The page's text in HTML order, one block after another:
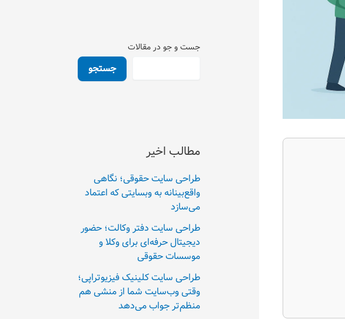
جست و جو در مقالات
جستجو
مطالب اخیر
طراحی سایت حقوقی؛ نگاهی
واقع‌بینانه به وبسایتی که اعتماد
می‌سازد
طراحی سایت دفتر وکالت؛ حضور
دیجیتال حرفه‌ای برای وکلا و
موسسات حقوقی
طراحی سایت کلینیک فیزیوتراپی؛
وقتی وب‌سایت شما از منشی هم
منظم‌تر جواب می‌دهد